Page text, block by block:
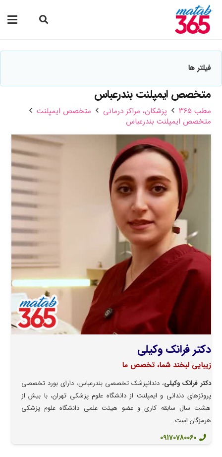
متخصص ایمپلنت بندرعباس
مطب ۳۶۵ پزشکان،‌ مراکز درمانی
متخصص ایمپلنت
متخصص ایمپلنت بندرعباس
دکتر فرانک وکیلی
زیبایی لبخند شما، تخصص ما
دکتر فرانک وکیلی، دندانپزشک تخصصی بندرعباس، دارای بورد تخصصی
پروتزهای دندانی و ایمپلنت از دانشگاه علوم پزشکی تهران، با بیش از
هشت سال سابقه کاری و عضو هیئت علمی دانشگاه علوم پزشکی
هرمزگان است.
09170780060
فیلتر ها